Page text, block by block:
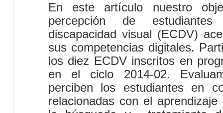
En este artículo nuestro
percepción de
discapacidad visual (ECDV)
sus competencias digitales.
los diez ECDV inscritos en
en el ciclo 2014-02.
perciben los estudiantes en
relacionadas con el